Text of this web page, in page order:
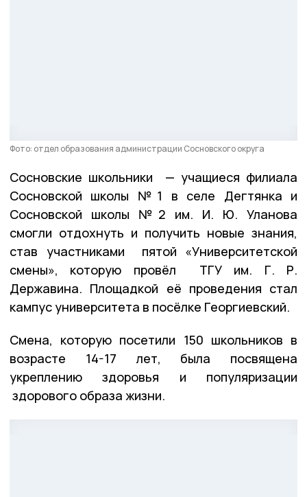
Фото: отдел образования администрации Сосновского округа
Сосновские школьники — учащиеся филиала
Сосновской школы №1 в селе Дегтянка и
Сосновской школы №2 им. И. Ю. Уланова
смогли отдохнуть и получить новые знания,
став участниками пятой «Университетской
смены», которую провёл ТГУ им. Г. Р.
Державина. Площадкой её проведения стал
кампус университета в посёлке Георгиевский.
Смена, которую посетили 150 школьников в
возрасте 14-17 лет, была посвящена
укреплению здоровья и популяризации
здорового образа жизни.